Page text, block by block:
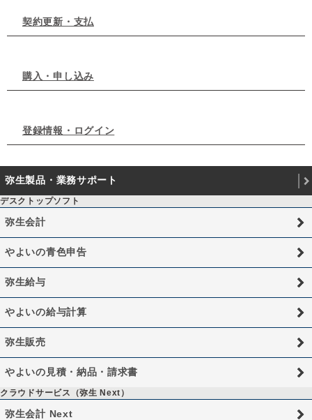
契約更新・支払
購入・申し込み
登録情報・ログイン
弥生製品・業務サポート
デスクトップソフト
弥生会計
やよいの青色申告
弥生給与
やよいの給与計算
弥生販売
やよいの見積・納品・請求書
クラウドサービス（弥生 Next）
弥生会計 Next